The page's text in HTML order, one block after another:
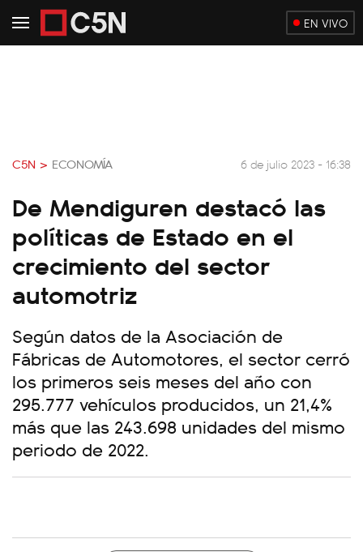
EN VIVO
C5N > ECONOMÍA 6 de julio 2023 - 16:38
De Mendiguren destacó las
políticas de Estado en el
crecimiento del sector
automotriz
Según datos de la Asociación de
Fábricas de Automotores, el sector cerró
los primeros seis meses del año con
295.777 vehículos producidos, un 21,4%
más que las 243.698 unidades del mismo
periodo de 2022.